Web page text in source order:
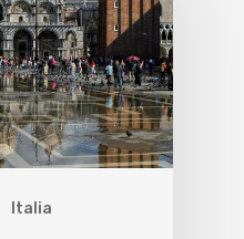
Italia